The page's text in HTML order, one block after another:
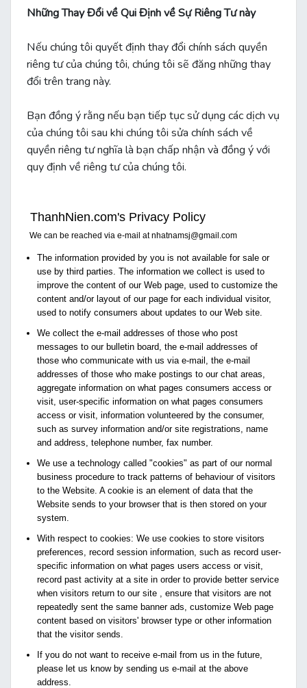
Những Thay Đổi về Qui Định về Sự Riêng Tư này
Nếu chúng tôi quyết định thay đổi chính sách quyền
riêng tư của chúng tôi, chúng tôi sẽ đăng những thay
đổi trên trang này.
Bạn đồng ý rằng nếu bạn tiếp tục sử dụng các dịch vụ
của chúng tôi sau khi chúng tôi sửa chính sách về
quyền riêng tư nghĩa là bạn chấp nhận và đồng ý với
quy định về riêng tư của chúng tôi.
ThanhNien.com's Privacy Policy
We can be reached via e-mail atnhatnamsj@gmail.com
The information provided by you is not available for sale or
use by third parties. The information we collect is used to
improve the content of our Web page, used to customize the
content and/or layout of our page for each individual visitor,
used to notify consumers about updates to our Web site.
We collect the e-mail addresses of those who post
messages to our bulletin board, the e-mail addresses of
those who communicate with us via e-mail, the e-mail
addresses of those who make postings to our chat areas,
aggregate information on what pages consumers access or
visit, user-specific information on what pages consumers
access or visit, information volunteered by the consumer,
such as survey information and/or site registrations, name
and address, telephone number, fax number.
We use a technology called "cookies" as part of our normal
business procedure to track patterns of behaviour of visitors
to the Website. A cookie is an element of data that the
Website sends to your browser that is then stored on your
system.
With respect to cookies: We use cookies to store visitors
preferences, record session information, such as record user-
specific information on what pages users access or visit,
record past activity at a site in order to provide better service
when visitors return to our site , ensure that visitors are not
repeatedly sent the same banner ads, customize Web page
content based on visitors' browser type or other information
that the visitor sends.
If you do not want to receive e-mail from us in the future,
please let us know by sending us e-mail at the above
address.